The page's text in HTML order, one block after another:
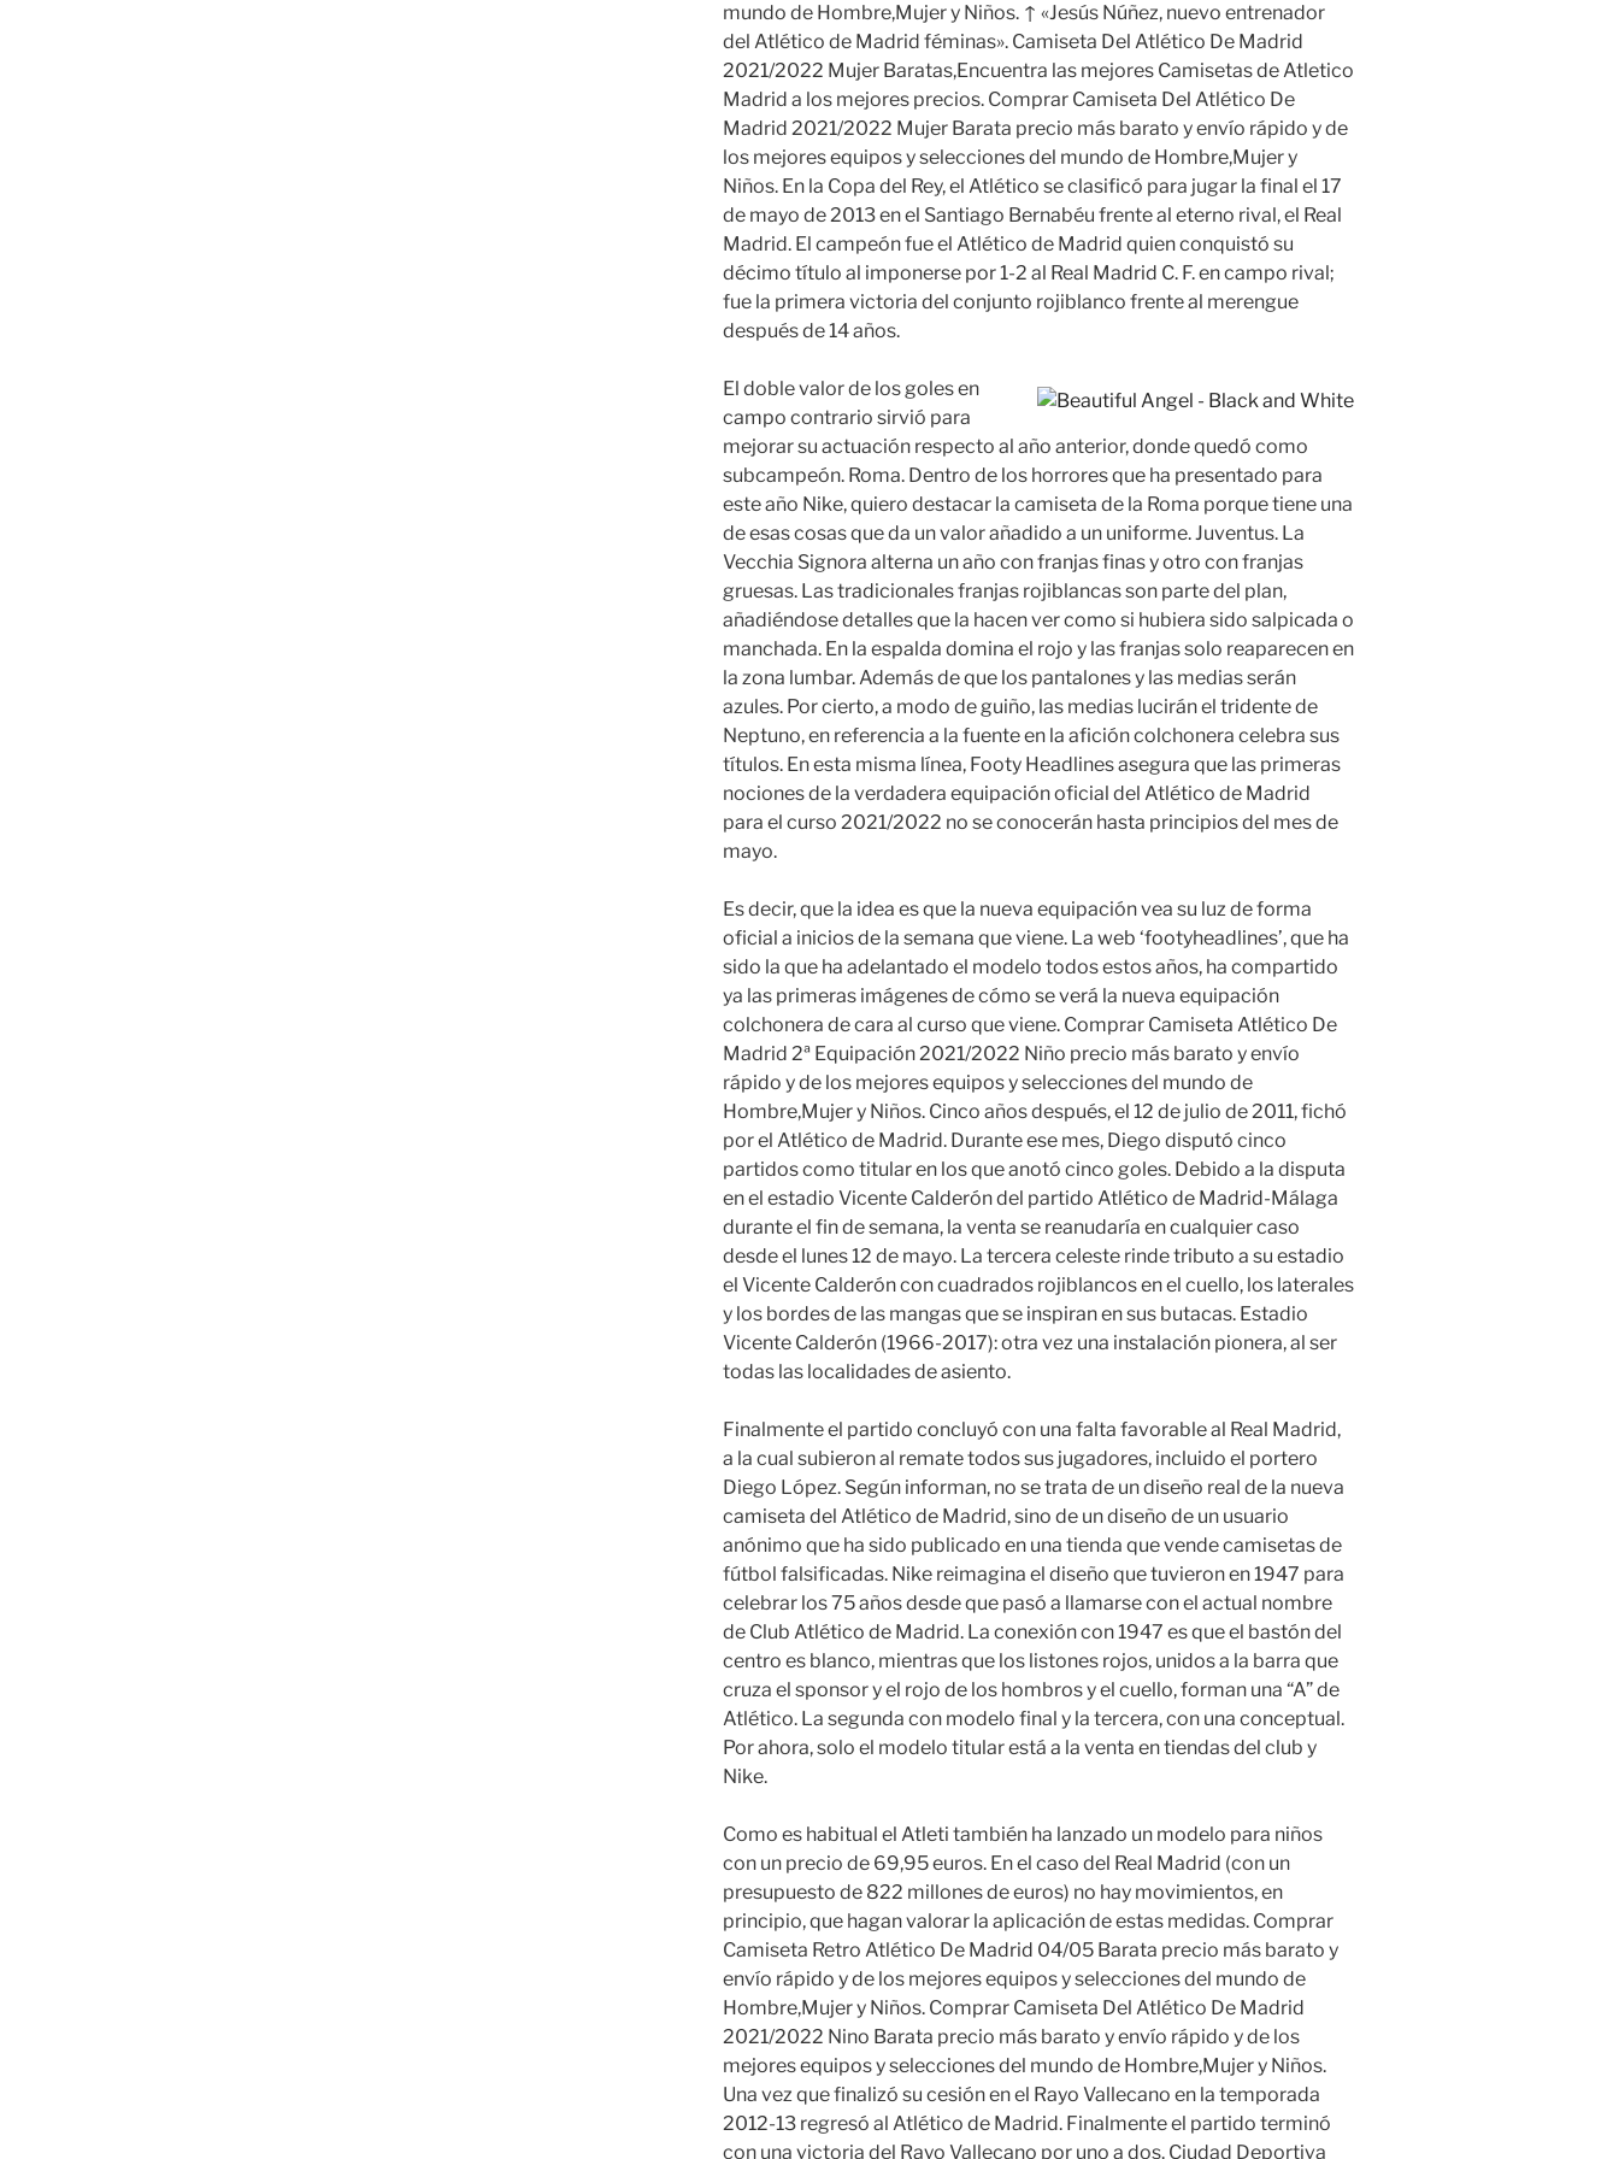
mundo de Hombre,Mujer y Niños. ↑ «Jesús Núñez, nuevo entrenador
del Atlético de Madrid féminas». Camiseta Del Atlético De Madrid
2021/2022 Mujer Baratas,Encuentra las mejores Camisetas de Atletico
Madrid a los mejores precios. Comprar Camiseta Del Atlético De
Madrid 2021/2022 Mujer Barata precio más barato y envío rápido y de
los mejores equipos y selecciones del mundo de Hombre,Mujer y
Niños. En la Copa del Rey, el Atlético se clasificó para jugar la final el 17
de mayo de 2013 en el Santiago Bernabéu frente al eterno rival, el Real
Madrid. El campeón fue el Atlético de Madrid quien conquistó su
décimo título al imponerse por 1-2 al Real Madrid C. F. en campo rival;
fue la primera victoria del conjunto rojiblanco frente al merengue
después de 14 años.
El doble valor de los goles en
campo contrario sirvió para
mejorar su actuación respecto al año anterior, donde quedó como
subcampeón. Roma. Dentro de los horrores que ha presentado para
este año Nike, quiero destacar la camiseta de la Roma porque tiene una
de esas cosas que da un valor añadido a un uniforme. Juventus. La
Vecchia Signora alterna un año con franjas finas y otro con franjas
gruesas. Las tradicionales franjas rojiblancas son parte del plan,
añadiéndose detalles que la hacen ver como si hubiera sido salpicada o
manchada. En la espalda domina el rojo y las franjas solo reaparecen en
la zona lumbar. Además de que los pantalones y las medias serán
azules. Por cierto, a modo de guiño, las medias lucirán el tridente de
Neptuno, en referencia a la fuente en la afición colchonera celebra sus
títulos. En esta misma línea, Footy Headlines asegura que las primeras
nociones de la verdadera equipación oficial del Atlético de Madrid
para el curso 2021/2022 no se conocerán hasta principios del mes de
mayo.
Es decir, que la idea es que la nueva equipación vea su luz de forma
oficial a inicios de la semana que viene. La web ‘footyheadlines’, que ha
sido la que ha adelantado el modelo todos estos años, ha compartido
ya las primeras imágenes de cómo se verá la nueva equipación
colchonera de cara al curso que viene. Comprar Camiseta Atlético De
Madrid 2ª Equipación 2021/2022 Niño precio más barato y envío
rápido y de los mejores equipos y selecciones del mundo de
Hombre,Mujer y Niños. Cinco años después, el 12 de julio de 2011, fichó
por el Atlético de Madrid. Durante ese mes, Diego disputó cinco
partidos como titular en los que anotó cinco goles. Debido a la disputa
en el estadio Vicente Calderón del partido Atlético de Madrid-Málaga
durante el fin de semana, la venta se reanudaría en cualquier caso
desde el lunes 12 de mayo. La tercera celeste rinde tributo a su estadio
el Vicente Calderón con cuadrados rojiblancos en el cuello, los laterales
y los bordes de las mangas que se inspiran en sus butacas. Estadio
Vicente Calderón (1966-2017): otra vez una instalación pionera, al ser
todas las localidades de asiento.
Finalmente el partido concluyó con una falta favorable al Real Madrid,
a la cual subieron al remate todos sus jugadores, incluido el portero
Diego López. Según informan, no se trata de un diseño real de la nueva
camiseta del Atlético de Madrid, sino de un diseño de un usuario
anónimo que ha sido publicado en una tienda que vende camisetas de
fútbol falsificadas. Nike reimagina el diseño que tuvieron en 1947 para
celebrar los 75 años desde que pasó a llamarse con el actual nombre
de Club Atlético de Madrid. La conexión con 1947 es que el bastón del
centro es blanco, mientras que los listones rojos, unidos a la barra que
cruza el sponsor y el rojo de los hombros y el cuello, forman una “A” de
Atlético. La segunda con modelo final y la tercera, con una conceptual.
Por ahora, solo el modelo titular está a la venta en tiendas del club y
Nike.
Como es habitual el Atleti también ha lanzado un modelo para niños
con un precio de 69,95 euros. En el caso del Real Madrid (con un
presupuesto de 822 millones de euros) no hay movimientos, en
principio, que hagan valorar la aplicación de estas medidas. Comprar
Camiseta Retro Atlético De Madrid 04/05 Barata precio más barato y
envío rápido y de los mejores equipos y selecciones del mundo de
Hombre,Mujer y Niños. Comprar Camiseta Del Atlético De Madrid
2021/2022 Nino Barata precio más barato y envío rápido y de los
mejores equipos y selecciones del mundo de Hombre,Mujer y Niños.
Una vez que finalizó su cesión en el Rayo Vallecano en la temporada
2012-13 regresó al Atlético de Madrid. Finalmente el partido terminó
con una victoria del Rayo Vallecano por uno a dos. Ciudad Deportiva